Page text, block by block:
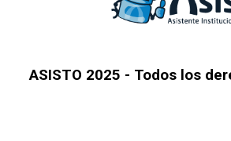
ASISTO 2025 - Todos los